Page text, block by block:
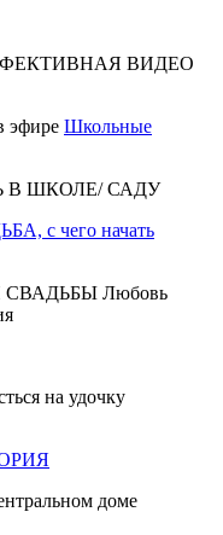
ВИДЕО
Школьные
В ШКОЛЕ/ САДУ
с чего начать
Любовь
на удочку
доме